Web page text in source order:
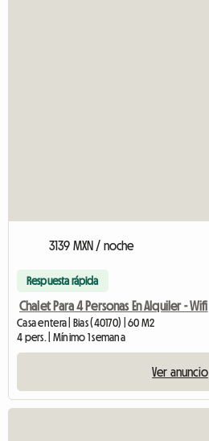
3139 MXN / noche
Respuesta rápida
Chalet Para 4 Personas En Alquiler - Wifi
Casa entera | Bias (40170) | 60 M2
4 pers. | Mínimo 1 semana
Ver anuncio